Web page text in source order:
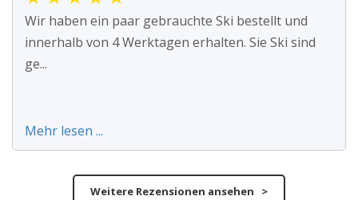
Wir haben ein paar gebrauchte Ski bestellt und
innerhalb von 4 Werktagen erhalten. Sie Ski sind
ge...
Mehr lesen ...
Weitere Rezensionen ansehen >